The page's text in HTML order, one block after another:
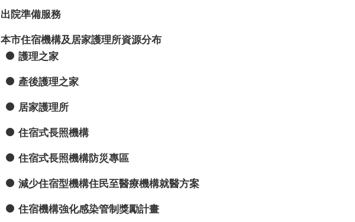
出院準備服務
本市住宿機構及居家護理所資源分布
護理之家
產後護理之家
居家護理所
住宿式長照機構
住宿式長照機構防災專區
減少住宿型機構住民至醫療機構就醫方案
住宿機構強化感染管制獎勵計畫